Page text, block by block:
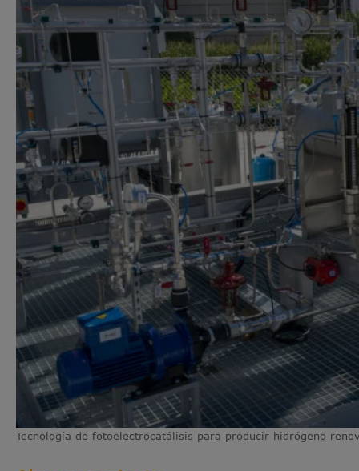
Tecnología de fotoelectrocatálisis para producir hidrógeno